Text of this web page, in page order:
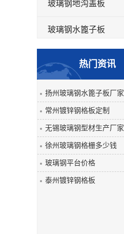
玻璃钢地沟盖板
玻璃钢水篦子板
玻璃钢平板
玻璃钢盖板
热门资讯
扬州玻璃钢水篦子板厂家
常州镀锌钢格板定制
无锡玻璃钢型材生产厂家
徐州玻璃钢格栅多少钱
玻璃钢平台价格
泰州镀锌钢格板